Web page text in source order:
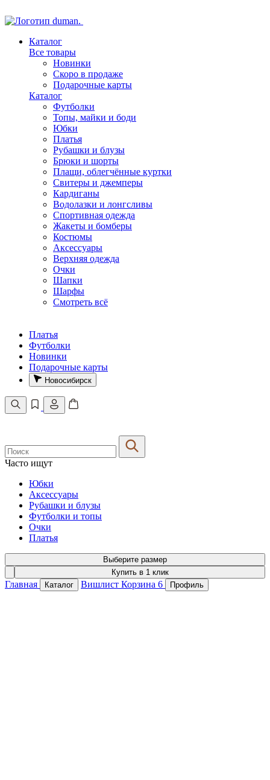
Каталог
Все товары
Новинки
Скоро в продаже
Подарочные карты
Каталог
Футболки
Топы, майки и боди
Юбки
Платья
Рубашки и блузы
Брюки и шорты
Плащи, облегчённые куртки
Свитеры и джемперы
Кардиганы
Водолазки и лонгсливы
Спортивная одежда
Жакеты и бомберы
Костюмы
Аксессуары
Верхняя одежда
Очки
Шапки
Шарфы
Смотреть всё
Платья
Футболки
Новинки
Подарочные карты
Новосибирск
Часто ищут
Юбки
Аксессуары
Рубашки и блузы
Футболки и топы
Очки
Платья
Выберите размер
Купить в 1 клик
Главная Каталог Вишлист Корзина 6 Профиль